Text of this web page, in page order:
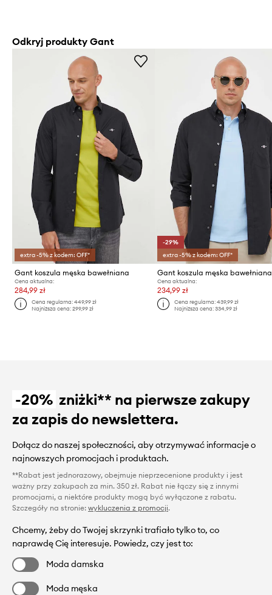
Odkryj produkty Gant
extra -5% z kodem: OFF*
Gant koszula męska bawełniana
Cena aktualna:
284,99 zł
Cena regularna:449,99 zł
Najniższa cena:299,99 zł
-29%
extra -5% z kodem: OFF*
Gant koszula męska bawełniana
Cena aktualna:
234,99 zł
Cena regularna: 439,99 zł
Najniższa cena: 334,99 zł
-20% zniżki** na pierwsze zakupy
za zapis do newslettera.
Dołącz do naszej społeczności, aby otrzymywać informacje o
najnowszych promocjach i produktach.
**Rabat jest jednorazowy, obejmuje nieprzecenione produkty i jest
ważny przy zakupach za min. 350 zł. Rabat nie łączy się z innymi
promocjami, a niektóre produkty mogą być wyłączone z rabatu.
Szczegóły na stronie: wykluczenia z promocji.
Chcemy, żeby do Twojej skrzynki trafiało tylko to, co
naprawdę Cię interesuje. Powiedz, czy jest to:
Moda damska
Moda męska